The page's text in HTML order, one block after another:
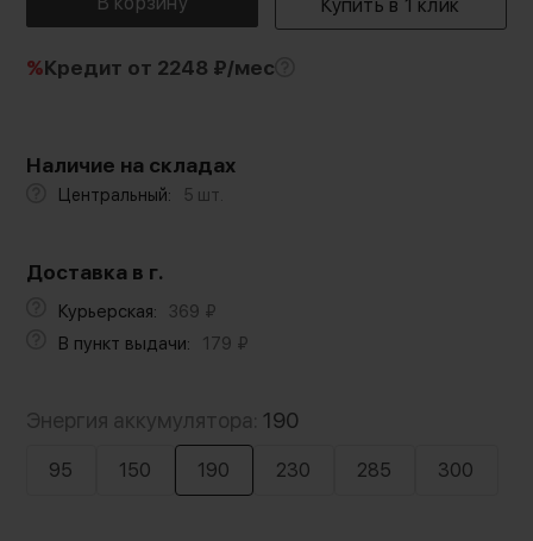
%Кредит от 2248 ₽/мес
Наличие на складах
Центральный: 5 шт.
Доставка в г.
Курьерская: 369 ₽
В пункт выдачи:
179 ₽
Энергия аккумулятора: 190
95 150 190 230 285 300